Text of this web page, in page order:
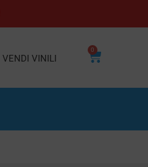
VENDI VINILI
0
Carrello